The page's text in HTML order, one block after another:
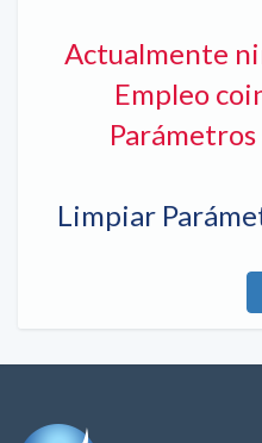
Actualmente
Empleo
Limpiar